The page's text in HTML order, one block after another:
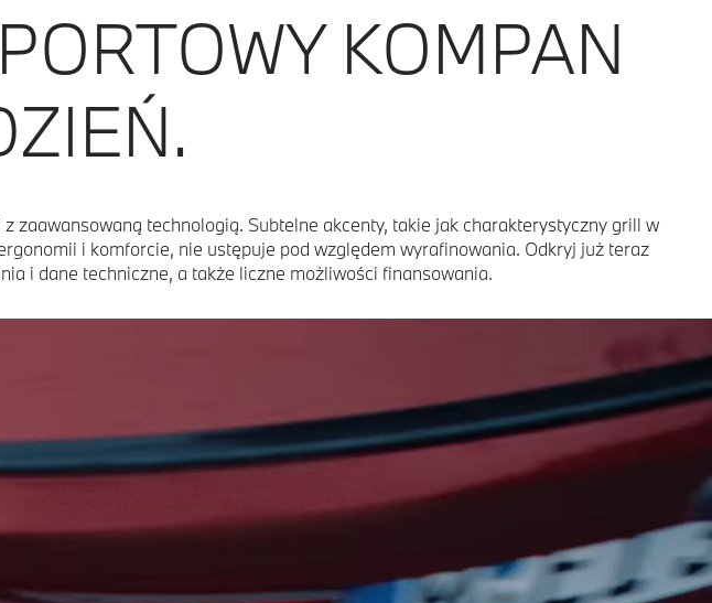
KOMPAN
zaawansowaną technologią. Subtelne akcenty, takie jak charakterystyczny grill w
i komforcie, nie ustępuje pod względem wyrafinowania. Odkryj już teraz
i dane techniczne, a także liczne możliwości finansowania.